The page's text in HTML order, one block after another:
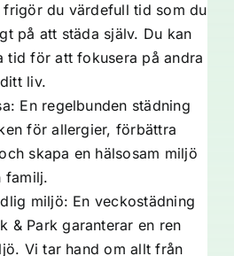
frigör du värdefull tid som du
på att städa själv. Du kan
tid för att fokusera på andra
liv.
En regelbunden städning
för allergier, förbättra
skapa en hälsosam miljö
familj.
miljö: En veckostädning
& Park garanterar en ren
Vi tar hand om allt från